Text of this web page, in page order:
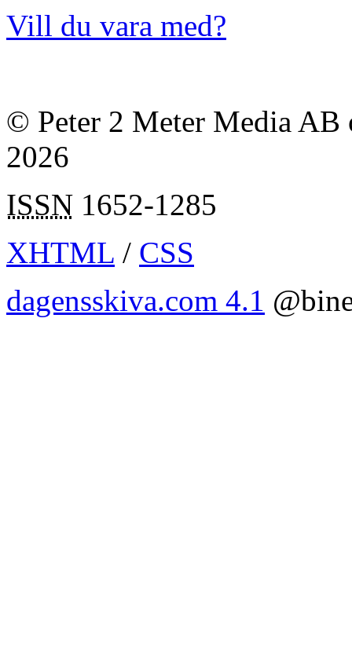
Vill du vara med?
© Peter 2 Meter Media AB
2026
ISSN 1652-1285
XHTML / CSS
dagensskiva.com 4.1